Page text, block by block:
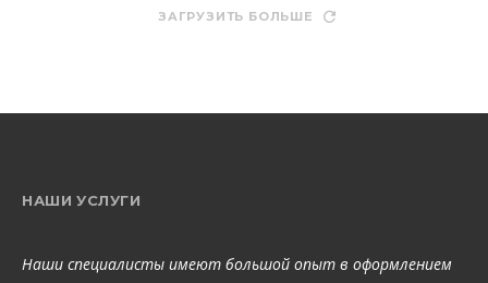
ЗАГРУЗИТЬ БОЛЬШЕ
НАШИ УСЛУГИ
Наши специалисты имеют большой опыт в оформлением